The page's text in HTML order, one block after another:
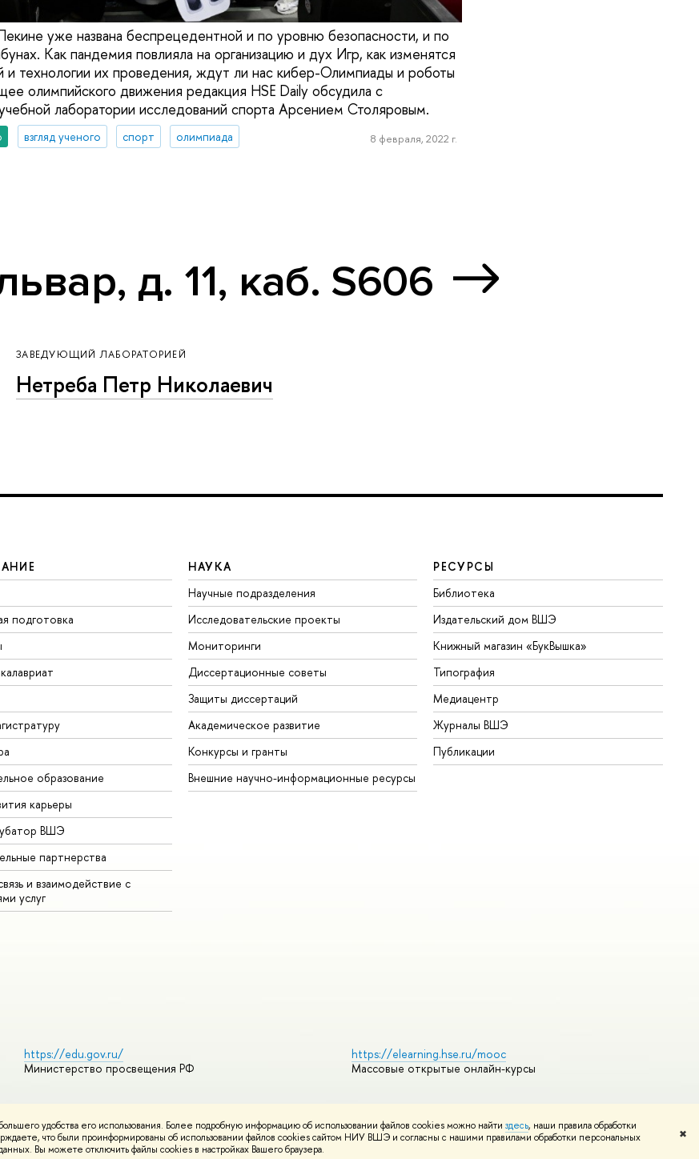
удобства его использования. Более подробную информацию об использовании файлов cookies можно найти здесь, наши правила обработки
что были проинформированы об использовании файлов cookies сайтом НИУ ВШЭ и согласны с нашими правилами обработки персональных
Вы можете отключить файлы cookies в настройках Вашего браузера.
✖
уже названа беспрецедентной и по уровню безопасности, и по
Как пандемия повлияла на организацию и дух Игр, как изменятся
и технологии их проведения, ждут ли нас кибер-Олимпиады и роботы
олимпийского движения редакция HSE Daily обсудила с
лаборатории исследований спорта Арсением Столяровым.
взгляд ученого спорт олимпиада 8 февраля, 2022 г.
д. 11, каб. S606
ЗАВЕДУЮЩИЙ ЛАБОРАТОРИЕЙ
Нетреба Петр Николаевич
подготовка
образование
карьеры
ВШЭ
партнерства
и взаимодействие с
услуг
НАУКА
Научные подразделения
Исследовательские проекты
Мониторинги
Диссертационные советы
Защиты диссертаций
Академическое развитие
Конкурсы и гранты
Внешние научно-информационные ресурсы
РЕСУРСЫ
Библиотека
Издательский дом ВШЭ
Книжный магазин «БукВышка»
Типография
Медиацентр
Журналы ВШЭ
Публикации
https://edu.gov.ru/
Министерство просвещения РФ
https://elearning.hse.ru/mooc
Массовые открытые онлайн-курсы
материаловПолитика конфиденциальностиКарта сайта
ВШЭ
Редактору